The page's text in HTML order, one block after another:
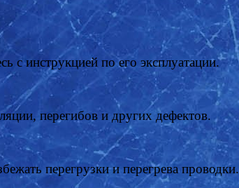
с инструкцией по его эксплуатации.
перегибов и других дефектов.
перегрузки и перегрева проводки.